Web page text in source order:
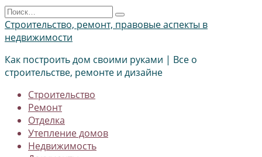
Перейти
к
содержанию
Search
for:
Строительство, ремонт, правовые аспекты в
недвижимости
Как построить дом своими руками | Все о
строительстве, ремонте и дизайне
Строительство
Ремонт
Отделка
Утепление домов
Недвижимость